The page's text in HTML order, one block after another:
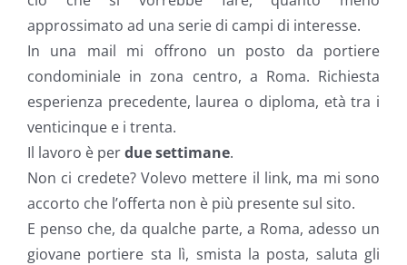
approssimato ad una serie di campi di interesse.
In una mail mi offrono un posto da portiere
condominiale in zona centro, a Roma. Richiesta
esperienza precedente, laurea o diploma, età tra i
venticinque e i trenta.
Il lavoro è perdue settimane.
Non ci credete? Volevo mettere il link, ma mi sono
accorto che l’offerta non è più presente sul sito.
E penso che, da qualche parte, a Roma, adesso un
giovane portiere sta lì, smista la posta, saluta gli